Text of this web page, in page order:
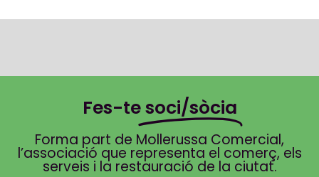
Fes-tesoci/sòcia
Forma part de Mollerussa Comercial,
l’associació que representa el comerç, els
serveis i la restauració de la ciutat.